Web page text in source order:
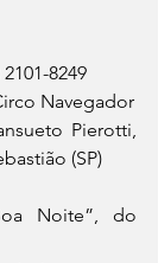
8249
Navegador
Pierotti,
(SP)
Noite”, do